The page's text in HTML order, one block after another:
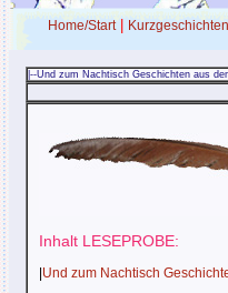
Home/Start| Kurzgeschichten |
|--Und zum Nachtisch Geschichten aus
Inhalt LESEPROBE:
Und zum Nachtisch